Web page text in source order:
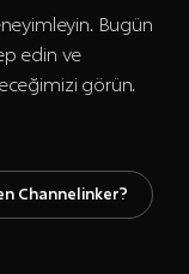
Bugün
edin ve
görün.
Channelinker?